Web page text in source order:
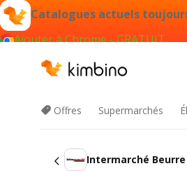
Catalogues actuels
Ajouter à Chrome - GRATUIT
Offres Supermarchés
Intermarché